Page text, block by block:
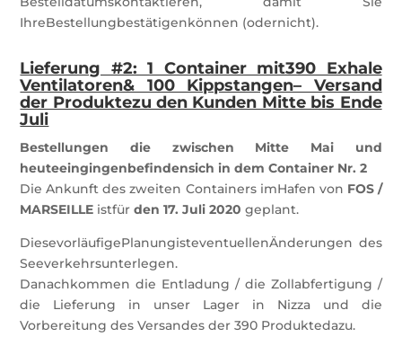
IhreBestellungbestätigenkönnen (odernicht).
Lieferung #2: 1 Container mit390 Exhale
Ventilatoren& 100 Kippstangen– Versand
der Produktezu den Kunden Mitte bis Ende
Juli
Bestellungen die zwischen Mitte Mai und
heuteeingingenbefindensich in dem Container Nr. 2
Die Ankunft des zweiten Containers imHafen von FOS /
MARSEILLE istfürden 17. Juli 2020 geplant.
DiesevorläufigePlanungisteventuellenÄnderungen des
Seeverkehrsunterlegen.
Danachkommen die Entladung / die Zollabfertigung /
die Lieferung in unser Lager in Nizza und die
Vorbereitung des Versandes der 390 Produktedazu.